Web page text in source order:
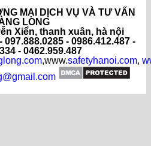
MẠI DỊCH VỤ VÀ TƯ VẤN
LONG
Xiển, thanh xuân, hà nội
097.888.0285 - 0986.412.487 -
- 0462.959.487
,www.safetyhanoi.com,